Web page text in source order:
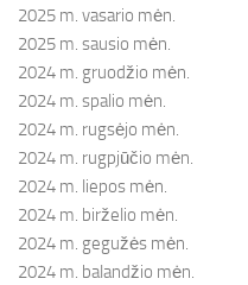
2025 m. vasario mėn.
2025 m. sausio mėn.
2024 m. gruodžio mėn.
2024 m. spalio mėn.
2024 m. rugsėjo mėn.
2024 m. rugpjūčio mėn.
2024 m. liepos mėn.
2024 m. birželio mėn.
2024 m. gegužės mėn.
2024 m. balandžio mėn.